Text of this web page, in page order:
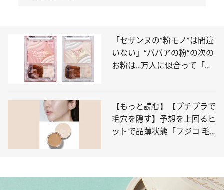
「セザンヌの“粉モノ”は間違
いない」“ババアの粉”の次の
お粉は…万人に似合って「機
ンクチーク【春の自腹買いプ
チプラ】
【もっと読む】【プチプラで
毛穴を隠す】予想を上回るヒ
ットで品薄状態「フジコ 毛